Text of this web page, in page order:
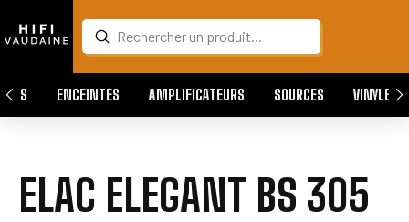
Search
Submit
ENCEINTES AMPLIFICATEURS SOURCES VINYLES
ELAC ELEGANT BS 305